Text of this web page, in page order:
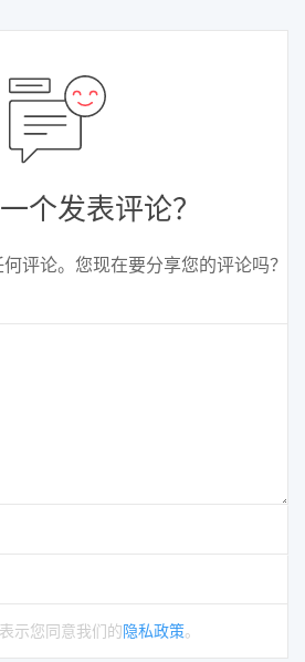
个发表评论？
评论。您现在要分享您的评论吗？
示您同意我们的隐私政策。